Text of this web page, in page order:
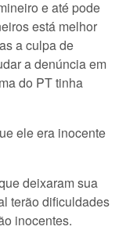
e até pode
está melhor
a culpa de
a denúncia em
do PT tinha
ele era inocente
deixaram sua
terão dificuldades
inocentes.